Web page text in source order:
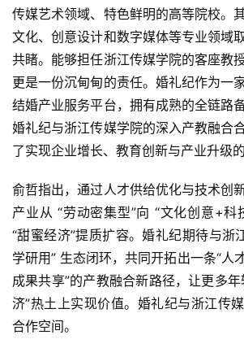
投
融
资
人
工
智
能
汽
车
&
出
行
行
传媒艺术领域、特色鲜明的高等院校。
文化、创意设计和数字媒体等专业领域
共睹。能够担任浙江传媒学院的客座教
更是一份沉甸甸的责任。婚礼纪作为一
结婚产业服务平台，拥有成熟的全链路
婚礼纪与浙江传媒学院的深入产教融合
了实现企业增长、教育创新与产业升级的
俞哲指出，通过人才供给优化与技术创
产业从 “劳动密集型”向 “文化创意+科
“甜蜜经济”提质扩容。婚礼纪期待与浙
学研用” 生态闭环，共同开拓出一条“人
成果共享”的产教融合新路径，让更多
济”热土上实现价值。婚礼纪与浙江传
合作空间。